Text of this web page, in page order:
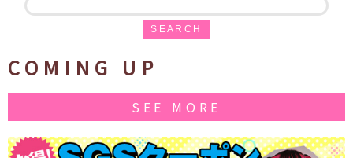
SEARCH
COMING UP
SEE MORE